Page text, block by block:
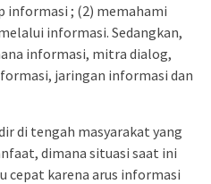
informasi ; (2) memahami
informasi. Sedangkan,
informasi, mitra dialog,
jaringan informasi dan
di tengah masyarakat yang
dimana situasi saat ini
cepat karena arus informasi